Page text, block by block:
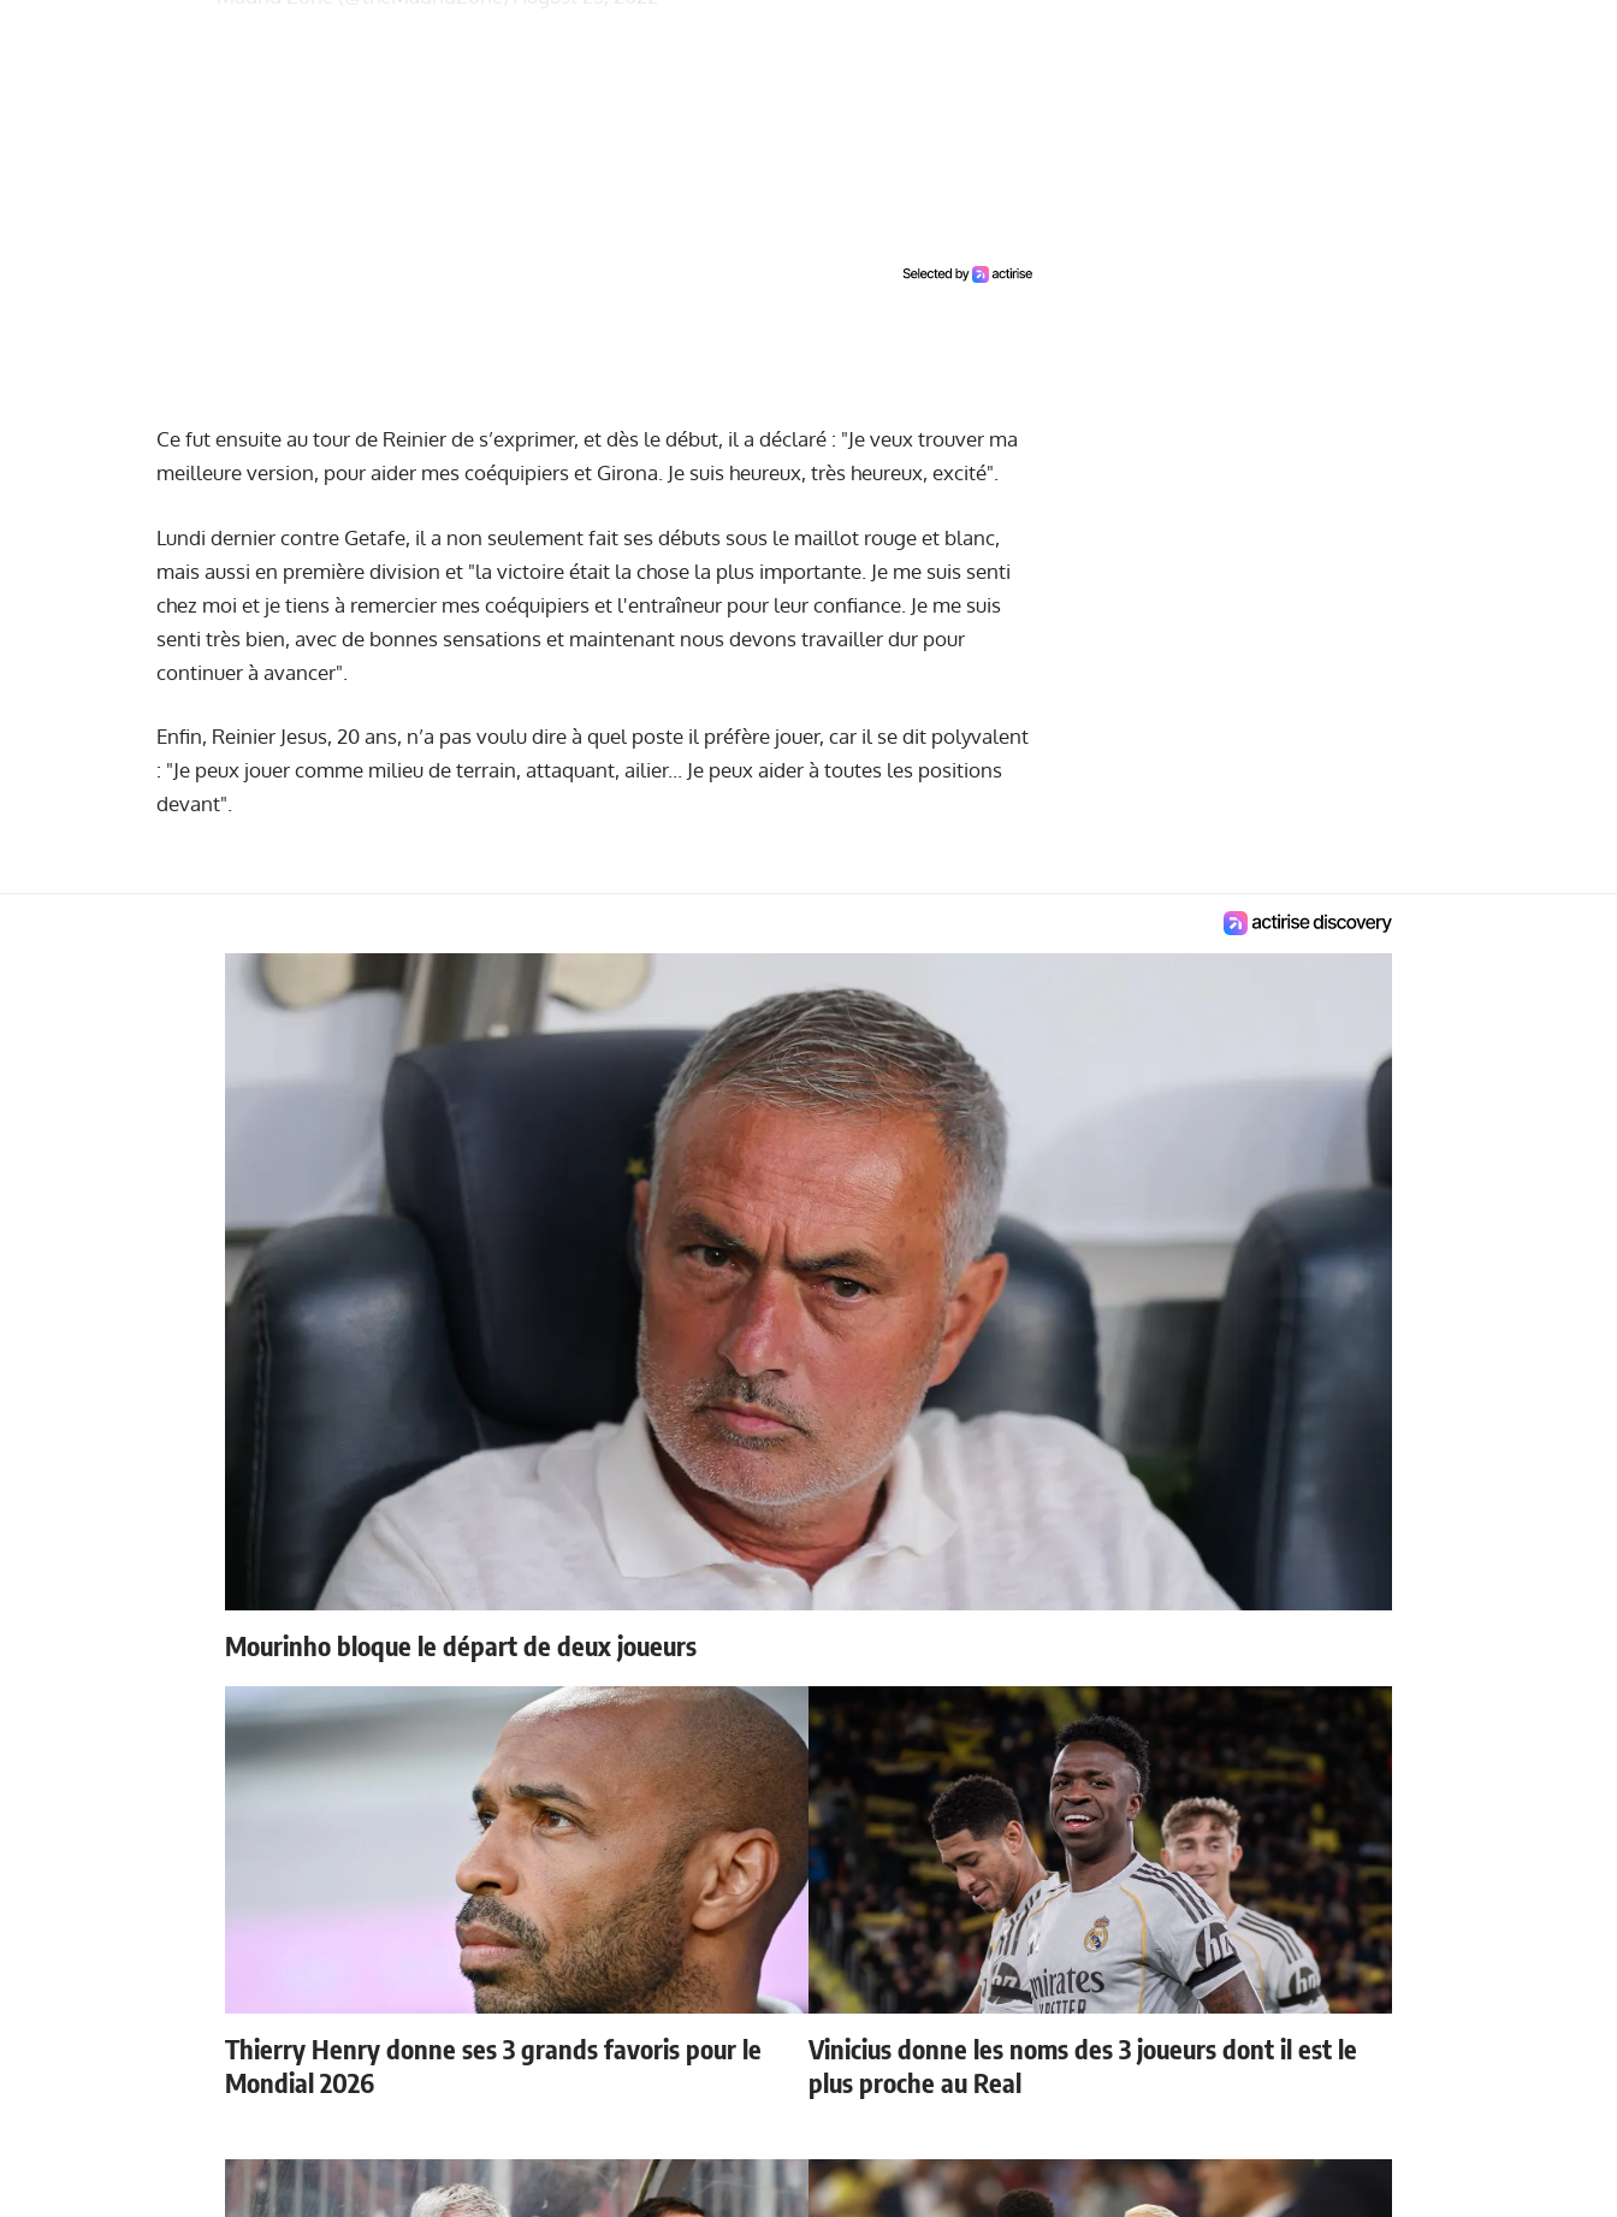
Ce fut ensuite au tour de Reinier de s’exprimer, et dès le début, il a déclaré : "Je veux trouver ma
meilleure version, pour aider mes coéquipiers et Girona. Je suis heureux, très heureux, excité".
Lundi dernier contre Getafe, il a non seulement fait ses débuts sous le maillot rouge et blanc,
mais aussi en première division et "la victoire était la chose la plus importante. Je me suis senti
chez moi et je tiens à remercier mes coéquipiers et l'entraîneur pour leur confiance. Je me suis
senti très bien, avec de bonnes sensations et maintenant nous devons travailler dur pour
continuer à avancer".
Enfin, Reinier Jesus, 20 ans, n’a pas voulu dire à quel poste il préfère jouer, car il se dit polyvalent
: "Je peux jouer comme milieu de terrain, attaquant, ailier... Je peux aider à toutes les positions
devant".
Mourinho bloque le départ de deux joueurs
Thierry Henry donne ses 3 grands favoris pour le
Mondial 2026
Vinicius donne les noms des 3 joueurs dont il est le
plus proche au Real